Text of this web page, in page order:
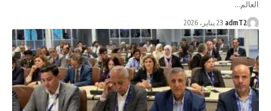
العالم…
admT2 23 يناير، 2026